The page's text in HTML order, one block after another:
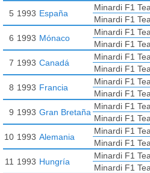
5 1993 España
Minardi F1
Minardi F1
6 1993 Mónaco
Minardi F1
Minardi F1
7 1993 Canadá
Minardi F1
Minardi F1
8 1993 Francia
Minardi F1
Minardi F1
9 1993 Gran Bretaña
Minardi F1
Minardi F1
10 1993 Alemania
Minardi F1
Minardi F1
11 1993 Hungría
Minardi F1
Minardi F1